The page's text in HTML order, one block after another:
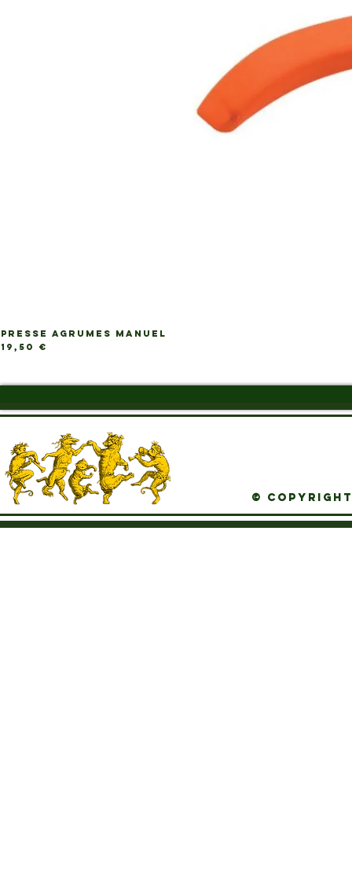
PRESSE AGRUMES MANUEL
Prix
19,50 €
© Copyright